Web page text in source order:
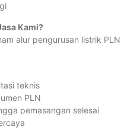
Kami?
alur pengurusan listrik PLN
teknis
PLN
pemasangan selesai